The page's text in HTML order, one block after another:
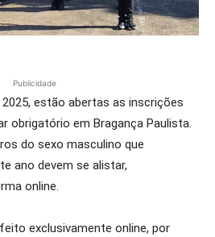
Publicidade
estão abertas as inscrições
obrigatório em Bragança Paulista.
do sexo masculino que
ano devem se alistar,
online.
exclusivamente online, por